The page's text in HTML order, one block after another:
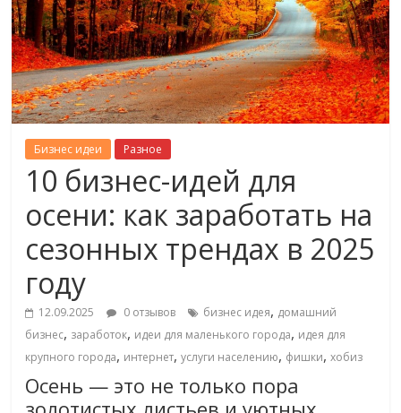
Бизнес идеи Разное
10 бизнес-идей для
осени: как заработать на
сезонных трендах в 2025
году
12.09.2025 0 отзывов бизнес идея, домашний
бизнес, заработок, идеи для маленького города, идея для
крупного города, интернет,услуги населению, фишки,хобиз
Осень — это не только пора